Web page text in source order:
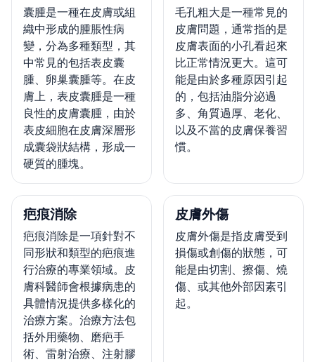
囊腫是一種在皮膚或組
織中形成的腫脹性病
變，分為多種類型，其
中常見的包括表皮囊
腫、卵巢囊腫等。在皮
膚上，表皮囊腫是一種
良性的皮膚囊腫，由於
表皮細胞在皮膚深層形
成囊袋狀結構，形成一
硬質的腫塊。
毛孔粗大是一種常見的
皮膚問題，通常指的是
皮膚表面的小孔看起來
比正常情況更大。這可
能是由於多種原因引起
的，包括油脂分泌過
多、角質過厚、老化、
以及不當的皮膚保養習
慣。
疤痕消除
疤痕消除是一項針對不
同形狀和類型的疤痕進
行治療的專業領域。皮
膚科醫師會根據病患的
具體情況提供多樣化的
治療方案。治療方法包
括外用藥物、磨疤手
術、雷射治療、注射膠
皮膚外傷
皮膚外傷是指皮膚受到
損傷或創傷的狀態，可
能是由切割、擦傷、燒
傷、或其他外部因素引
起。